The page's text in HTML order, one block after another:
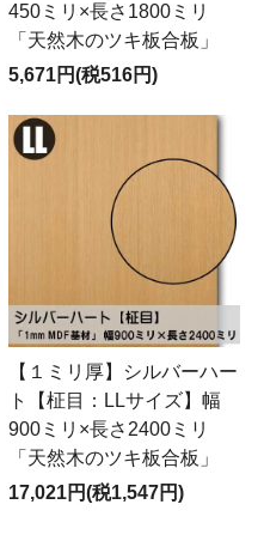
450ミリ×長さ1800ミリ
「天然木のツキ板合板」
5,671円(税516円)
【１ミリ厚】シルバーハー
ト【柾目：LLサイズ】幅
900ミリ×長さ2400ミリ
「天然木のツキ板合板」
17,021円(税1,547円)